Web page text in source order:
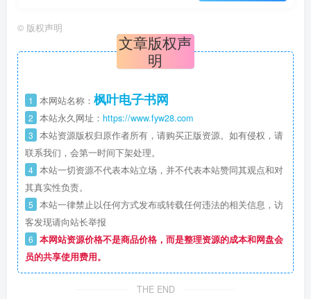
© 版权声明
文章版权声
明
1 本网站名称： 枫叶电子书网
2 本站永久网址： https://www.fyw28.com
3 本站资源版权归原作者所有，请购买正版资源。如有侵权，请
联系我们，会第一时间下架处理。
4 本站一切资源不代表本站立场，并不代表本站赞同其观点和对
其真实性负责。
5 本站一律禁止以任何方式发布或转载任何违法的相关信息，访
客发现请向站长举报
6 本网站资源价格不是商品价格，而是整理资源的成本和网盘会
员的共享使用费用。
THE END